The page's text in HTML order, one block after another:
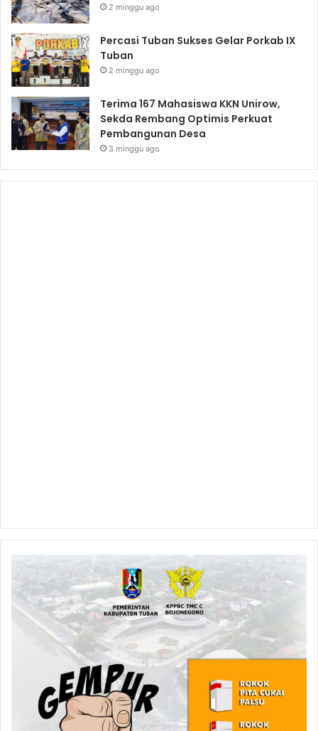
2 minggu ago
Percasi Tuban Sukses Gelar Porkab IX
Tuban
2 minggu ago
Terima 167 Mahasiswa KKN Unirow,
Sekda Rembang Optimis Perkuat
Pembangunan Desa
3 minggu ago